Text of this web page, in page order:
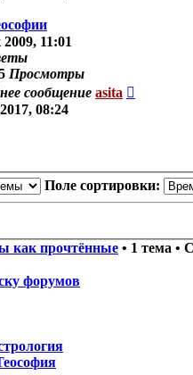
2009, 11:01
Просмотры
сообщение asita
08:24
Поле сортировки:
как прочтённые • 1 тема •
форумов